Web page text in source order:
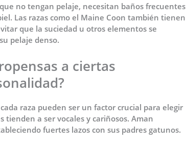
no tengan pelaje, necesitan baños frecuentes
Las razas como el Maine Coon también tienen
que la suciedad u otros elementos se
pelaje denso.
a ciertas
raza pueden ser un factor crucial para elegir
tienden a ser vocales y cariñosos. Aman
fuertes lazos con sus padres gatunos.